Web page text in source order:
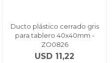
Ducto plástico cerrado gris
para tablero 40x40mm -
ZO0826
USD 11,22